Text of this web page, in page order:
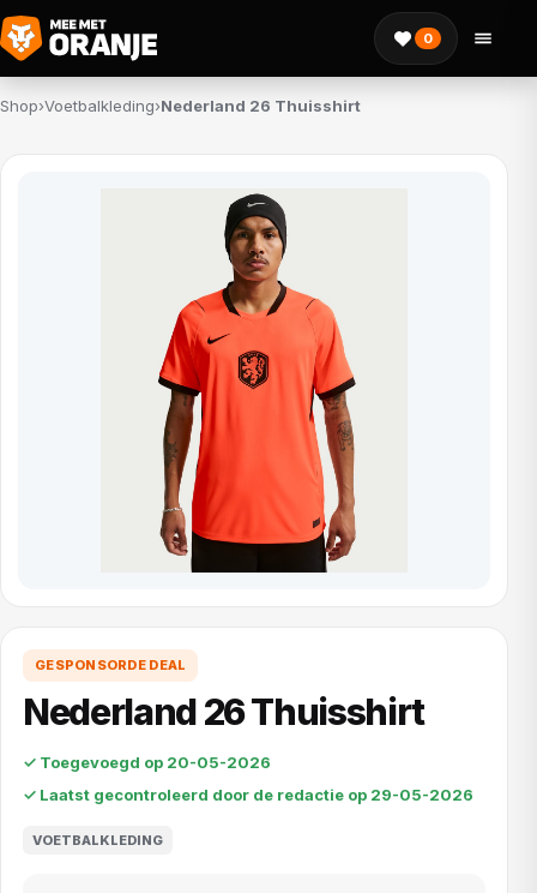
0
Shop›Voetbalkleding›Nederland 26 Thuisshirt
GESPONSORDE DEAL
Nederland 26 Thuisshirt
✓ Toegevoegd op 20-05-2026
✓ Laatst gecontroleerd door de redactie op 29-05-2026
VOETBALKLEDING